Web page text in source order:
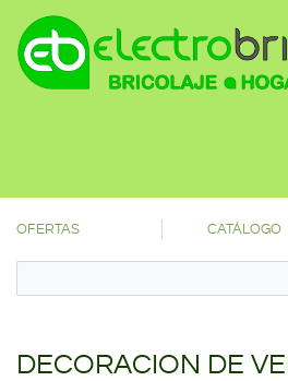
OFERTAS CATÁLOGO
DECORACION DE